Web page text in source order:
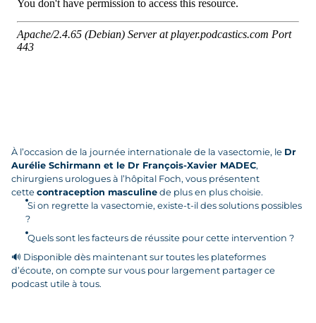
À l’occasion de la journée internationale de la vasectomie, le Dr
Aurélie Schirmann et le Dr François-Xavier MADEC,
chirurgiens urologues à l’hôpital Foch, vous présentent
cette contraception masculine de plus en plus choisie.
Si on regrette la vasectomie, existe-t-il des solutions possibles
?
Quels sont les facteurs de réussite pour cette intervention ?
🔊 Disponible dès maintenant sur toutes les plateformes
d’écoute, on compte sur vous pour largement partager ce
podcast utile à tous.